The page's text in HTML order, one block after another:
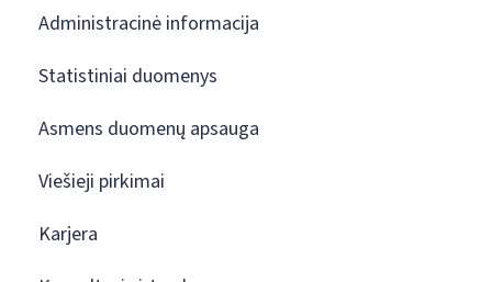
Administracinė informacija
Statistiniai duomenys
Asmens duomenų apsauga
Viešieji pirkimai
Karjera